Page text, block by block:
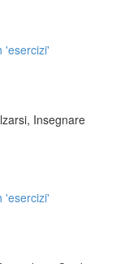
'esercizi'
Insegnare
'esercizi'